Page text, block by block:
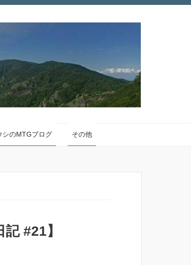
シのMTGブログ その他
#21】